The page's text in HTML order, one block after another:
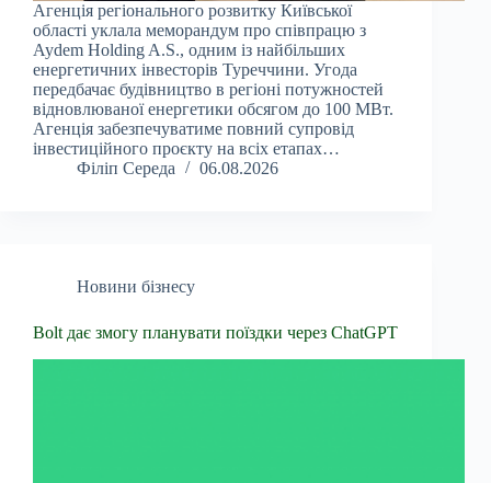
Агенція регіонального розвитку Київської
області уклала меморандум про співпрацю з
Aydem Holding A.S., одним із найбільших
енергетичних інвесторів Туреччини. Угода
передбачає будівництво в регіоні потужностей
відновлюваної енергетики обсягом до 100 МВт.
Агенція забезпечуватиме повний супровід
інвестиційного проєкту на всіх етапах…
Філіп Середа
06.08.2026
Новини бізнесу
Bolt дає змогу планувати поїздки через ChatGPT